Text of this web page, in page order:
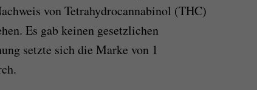
von Tetrahydrocannabinol (THC)
Es gab keinen gesetzlichen
setzte sich die Marke von 1